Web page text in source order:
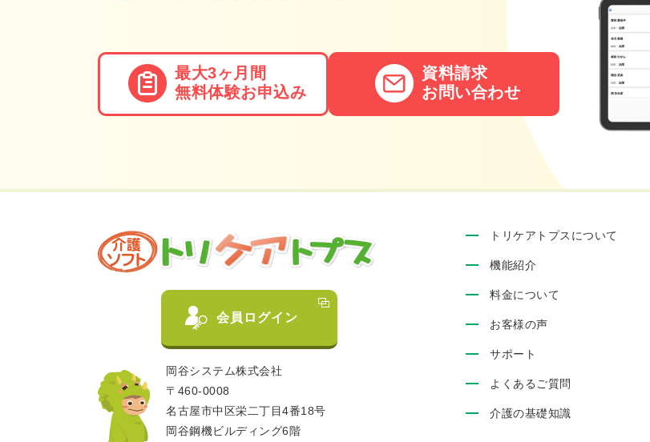
最大3ヶ月間
無料体験お申込み
資料請求
お問い合わせ
会員ログイン
岡谷システム株式会社
〒460-0008
名古屋市中区栄二丁目4番18号
岡谷鋼機ビルディング6階
トリケアトプスについて
機能紹介
料金について
お客様の声
サポート
よくあるご質問
介護の基礎知識